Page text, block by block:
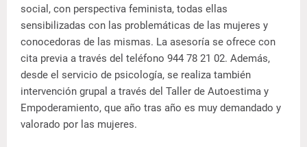
social, con perspectiva feminista, todas ellas
sensibilizadas con las problemáticas de las mujeres y
conocedoras de las mismas. La asesoría se ofrece con
cita previa a través del teléfono 944 78 21 02. Además,
desde el servicio de psicología, se realiza también
intervención grupal a través del Taller de Autoestima y
Empoderamiento, que año tras año es muy demandado y
valorado por las mujeres.